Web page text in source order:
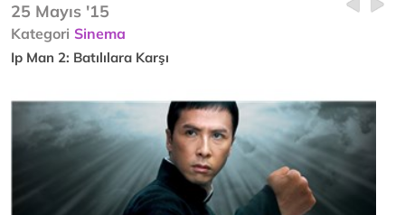
25 Mayıs '15
Kategori Sinema
Ip Man 2: Batılılara Karşı